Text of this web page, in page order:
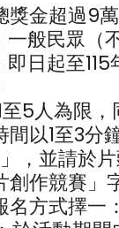
獎金超過9
般民眾（
日起至
5人為限，
間以1至3
，並請於
作競賽」
名方式擇一：